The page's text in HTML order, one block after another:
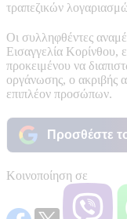
τραπεζικών
Οι συλληφθέντες
Εισαγγελία Κορίνθου,
προκειμένου να
οργάνωσης, ο ακριβής
επιπλέον προσώπων.
Προσθέστε
Κοινοποίηση σε